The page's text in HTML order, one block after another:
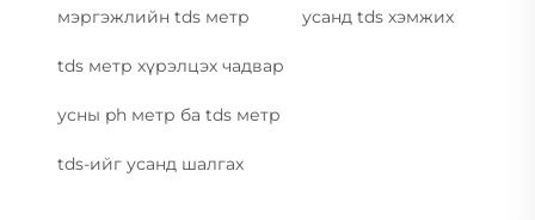
мэргэжлийн tds метр усанд tds хэмжих
tds метр хүрэлцэх чадвар
усны ph метр ба tds метр
tds-ийг усанд шалгах